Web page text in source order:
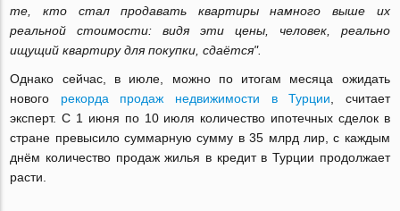
те, кто стал продавать квартиры намного выше их
реальной стоимости: видя эти цены, человек, реально
ищущий квартиру для покупки, сдаётся".
Однако сейчас, в июле, можно по итогам месяца ожидать
нового рекорда продаж недвижимости в Турции , считает
эксперт. С 1 июня по 10 июля количество ипотечных сделок в
стране превысило суммарную сумму в 35 млрд лир, с каждым
днём количество продаж жилья в кредит в Турции продолжает
расти.